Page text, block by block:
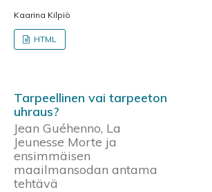
Kaarina Kilpiö
HTML
Tarpeellinen vai tarpeeton
uhraus?
Jean Guéhenno, La
Jeunesse Morte ja
ensimmäisen
maailmansodan antama
tehtävä